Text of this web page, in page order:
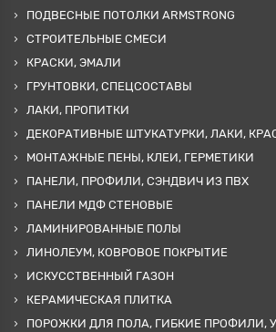
ПОДВЕСНЫЕ ПОТОЛКИ ARMSTRONG
СТРОИТЕЛЬНЫЕ СМЕСИ
КРАСКИ, ЭМАЛИ
ГРУНТОВКИ, СПЕЦСОСТАВЫ
ЛАКИ, ПРОПИТКИ
ДЕКОРАТИВНЫЕ ШТУКАТУРКИ, ЛАКИ,
МОНТАЖНЫЕ ПЕНЫ, КЛЕИ, ГЕРМЕТИКИ
ПАНЕЛИ, ПРОФИЛИ, СЭНДВИЧ ИЗ ПВХ
ПАНЕЛИ МДФ СТЕНОВЫЕ
ЛАМИНИРОВАННЫЕ ПОЛЫ
ЛИНОЛЕУМ, КОВРОВОЕ ПОКРЫТИЕ
ИСКУССТВЕННЫЙ ГАЗОН
КЕРАМИЧЕСКАЯ ПЛИТКА
ПОРОЖКИ ДЛЯ ПОЛА, ГИБКИЕ ПРОФИЛИ,